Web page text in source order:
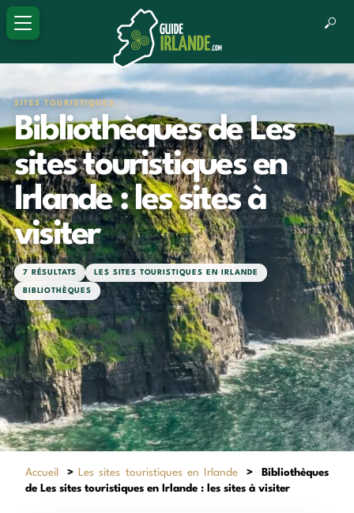
SITES TOURISTIQUES
Bibliothèques de Les
sites touristiques en
Irlande : les sites à
visiter
7 RÉSULTATS LES SITES TOURISTIQUES EN IRLANDE
BIBLIOTHÈQUES
Accueil > Les sites touristiques en Irlande >
Bibliothèques
de Les sites touristiques en Irlande : les sites à visiter